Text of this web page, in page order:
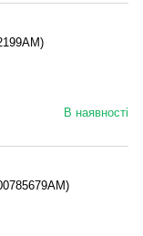
В наявності